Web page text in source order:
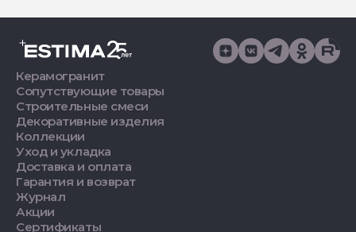
Керамогранит
Сопутствующие товары
Строительные смеси
Декоративные изделия
Коллекции
Уход и укладка
Доставка и оплата
Гарантия и возврат
Журнал
Акции
Сертификаты